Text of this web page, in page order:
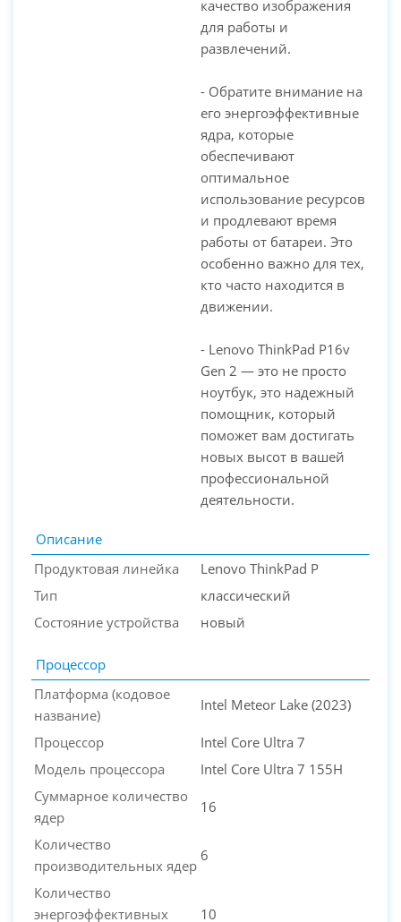
качество изображения
для работы и
развлечений.
- Обратите внимание на
его энергоэффективные
ядра, которые
обеспечивают
оптимальное
использование ресурсов
и продлевают время
работы от батареи. Это
особенно важно для тех,
кто часто находится в
движении.
- Lenovo ThinkPad P16v
Gen 2 — это не просто
ноутбук, это надежный
помощник, который
поможет вам достигать
новых высот в вашей
профессиональной
деятельности.
Описание
Продуктовая линейка
Lenovo ThinkPad P
Тип
классический
Состояние устройства
новый
Процессор
Платформа (кодовое
название)
Intel Meteor Lake (2023)
Процессор
Intel Core Ultra 7
Модель процессора
Intel Core Ultra 7 155H
Суммарное количество
ядер
16
Количество
производительных ядер
6
Количество
энергоэффективных
10